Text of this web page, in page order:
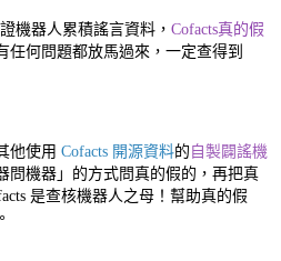
機器人累積謠言資料， Cofacts真的假
任何問題都放馬過來，一定查得到
他使用 Cofacts 開源資料的 自製闢謠機
問機器」的方式問真的假的，再把真
是查核機器人之母！幫助真的假